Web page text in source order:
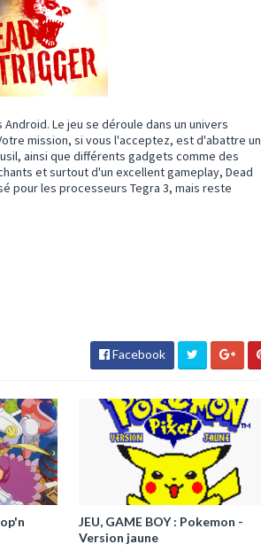
Le jeu se déroule dans un univers
mission, si vous l'acceptez, est d'abattre un
ainsi que différents gadgets comme des
et surtout d'un excellent gameplay, Dead
pour les processeurs Tegra 3, mais reste
Facebook
JEU, GAME BOY : Pokemon -
Version jaune